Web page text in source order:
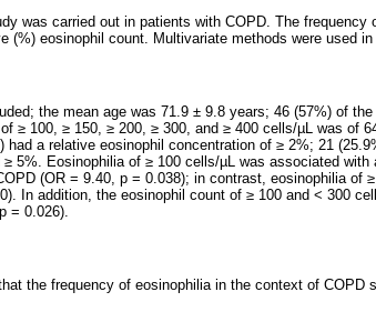
was carried out in patients with COPD. The frequency
(%) eosinophil count. Multivariate methods were used
the mean age was 71.9 ± 9.8 years; 46 (57%) of
≥ 100, ≥ 150, ≥ 200, ≥ 300, and ≥ 400 cells/µL was of
had a relative eosinophil concentration of ≥ 2%; 21
5%. Eosinophilia of ≥ 100 cells/µL was associated
(OR = 9.40, p = 0.038); in contrast, eosinophilia of
In addition, the eosinophil count of ≥ 100 and < 300
= 0.026).
the frequency of eosinophilia in the context of COPD